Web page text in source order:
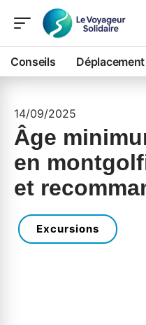
Conseils Déplacement
14/09/2025
Âge
en
et
Excursions